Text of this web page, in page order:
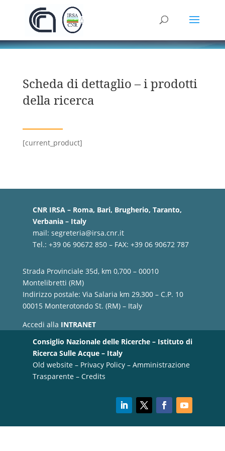
Scheda di dettaglio – i prodotti
della ricerca
[current_product]
CNR IRSA – Roma, Bari, Brugherio, Taranto,
Verbania – Italy
mail: segreteria@irsa.cnr.it
Tel.: +39 06 90672 850 – FAX: +39 06 90672 787
Strada Provinciale 35d, km 0,700 – 00010
Montelibretti (RM)
Indirizzo postale: Via Salaria km 29,300 – C.P. 10
00015 Monterotondo St. (RM) – Italy
Accedi alla INTRANET
Consiglio Nazionale delle Ricerche – Istituto di
Ricerca Sulle Acque – Italy
Old website– Privacy Policy– Amministrazione
Trasparente– Credits